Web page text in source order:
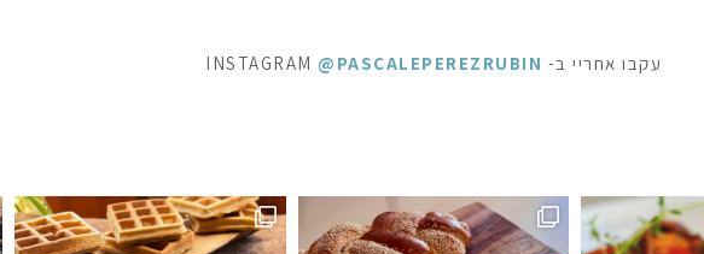
עקבו אחריי ב- INSTAGRAM @PASCALEPEREZRUBIN
#חלהלשבת #
מתוקה - ופל בלגי, בלינצ׳ס ובראוניז שוקולד: ק⁨ לפעמים כל מילה מיותרת . סיר דגים עשיר בעשבי תיבו